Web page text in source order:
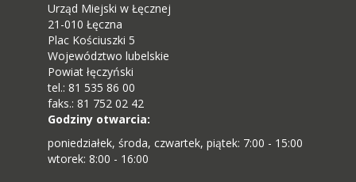
Urząd Miejski w Łęcznej
21-010 Łęczna
Plac Kościuszki 5
Województwo lubelskie
Powiat łęczyński
tel.: 81 535 86 00
faks.: 81 752 02 42
Godziny otwarcia:
poniedziałek, środa, czwartek, piątek: 7:00 - 15:00
wtorek: 8:00 - 16:00